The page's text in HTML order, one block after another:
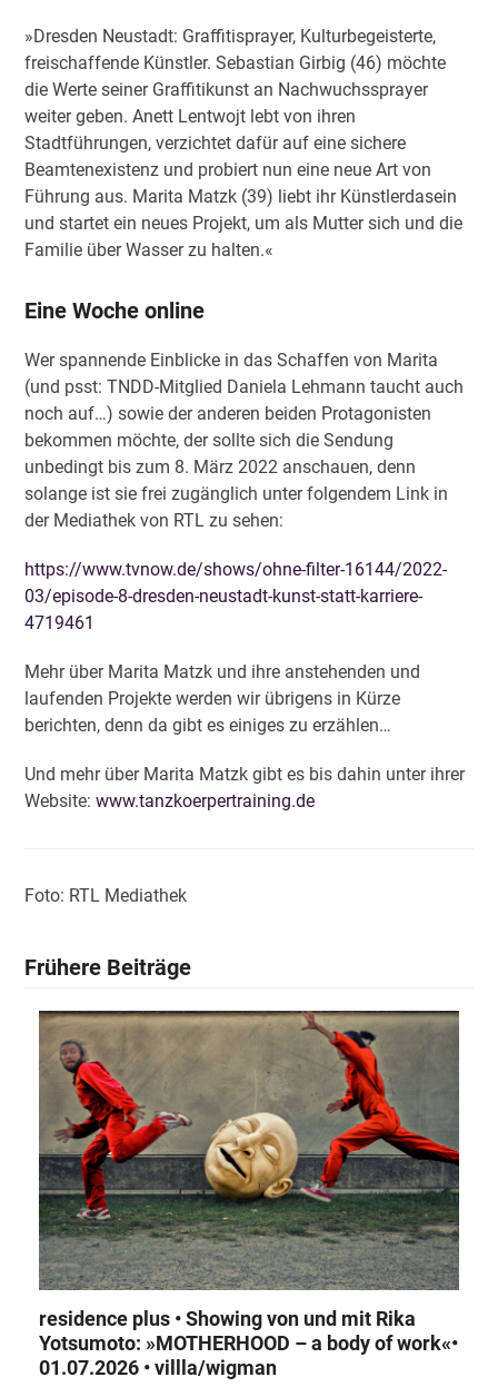
»Dresden Neustadt: Graffitisprayer, Kulturbegeisterte,
freischaffende Künstler. Sebastian Girbig (46) möchte
die Werte seiner Graffitikunst an Nachwuchssprayer
weiter geben. Anett Lentwojt lebt von ihren
Stadtführungen, verzichtet dafür auf eine sichere
Beamtenexistenz und probiert nun eine neue Art von
Führung aus. Marita Matzk (39) liebt ihr Künstlerdasein
und startet ein neues Projekt, um als Mutter sich und die
Familie über Wasser zu halten.«
Eine Woche online
Wer spannende Einblicke in das Schaffen von Marita
(und psst: TNDD-Mitglied Daniela Lehmann taucht auch
noch auf…) sowie der anderen beiden Protagonisten
bekommen möchte, der sollte sich die Sendung
unbedingt bis zum 8. März 2022 anschauen, denn
solange ist sie frei zugänglich unter folgendem Link in
der Mediathek von RTL zu sehen:
https://www.tvnow.de/shows/ohne-filter-16144/2022-
03/episode-8-dresden-neustadt-kunst-statt-karriere-
4719461
Mehr über Marita Matzk und ihre anstehenden und
laufenden Projekte werden wir übrigens in Kürze
berichten, denn da gibt es einiges zu erzählen…
Und mehr über Marita Matzk gibt es bis dahin unter ihrer
Website:www.tanzkoerpertraining.de
Foto: RTL Mediathek
Frühere Beiträge
residence plus • Showing von und mit Rika
Yotsumoto: »MOTHERHOOD – a body of work«•
01.07.2026 • villla/wigman